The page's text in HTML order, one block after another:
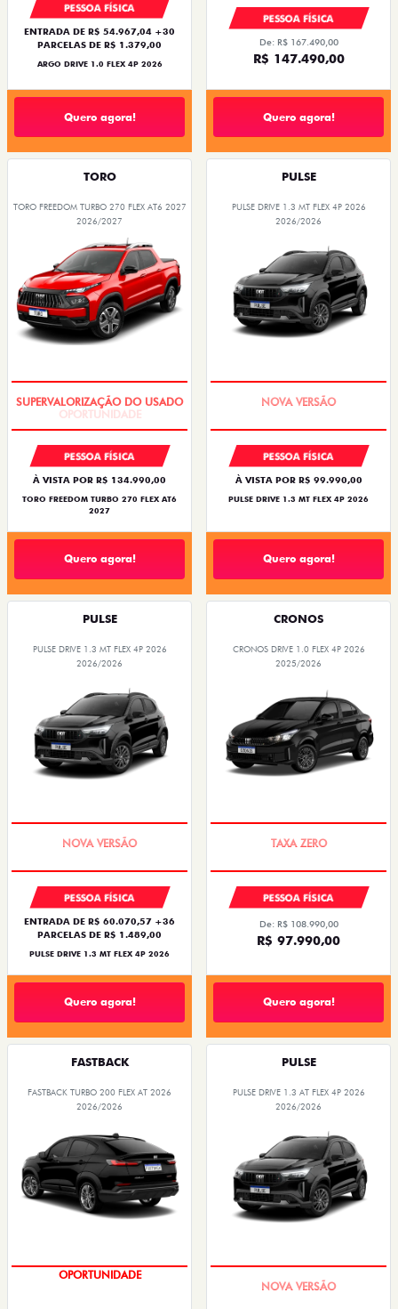
PESSOA FÍSICA
ENTRADA DE R$ 54.967,04 +30
PARCELAS DE R$ 1.379,00
ARGO DRIVE 1.0 FLEX 4P 2026
Quero agora!
PESSOA FÍSICA
De: R$ 167.490,00
R$ 147.490,00
Quero agora!
TORO
TORO FREEDOM TURBO 270 FLEX AT6 2027
2026/2027
PESSOA FÍSICA
À VISTA POR R$ 134.990,00
TORO FREEDOM TURBO 270 FLEX AT6
2027
Quero agora!
PULSE
PULSE DRIVE 1.3 MT FLEX 4P 2026
2026/2026
PESSOA FÍSICA
À VISTA POR R$ 99.990,00
PULSE DRIVE 1.3 MT FLEX 4P 2026
Quero agora!
PULSE
PULSE DRIVE 1.3 MT FLEX 4P 2026
2026/2026
PESSOA FÍSICA
ENTRADA DE R$ 60.070,57 +36
PARCELAS DE R$ 1.489,00
PULSE DRIVE 1.3 MT FLEX 4P 2026
Quero agora!
CRONOS
CRONOS DRIVE 1.0 FLEX 4P 2026
2025/2026
PESSOA FÍSICA
De: R$ 108.990,00
R$ 97.990,00
Quero agora!
FASTBACK
FASTBACK TURBO 200 FLEX AT 2026
2026/2026
OPORTUNIDADE
PULSE
PULSE DRIVE 1.3 AT FLEX 4P 2026
2026/2026